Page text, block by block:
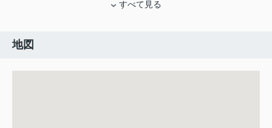
すべて見る
地図